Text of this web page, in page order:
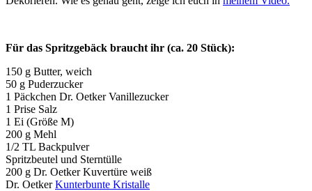
Für das Spritzgebäck braucht ihr (ca. 20 Stück):
150 g Butter, weich
50 g Puderzucker
1 Päckchen Dr. Oetker Vanillezucker
1 Prise Salz
1 Ei (Größe M)
200 g Mehl
1/2 TL Backpulver
Spritzbeutel und Sterntülle
200 g Dr. Oetker Kuvertüre weiß
Dr. OetkerKunterbunte Kristalle